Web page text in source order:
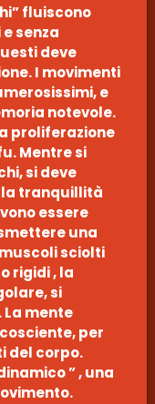
fluiscono
senza
deve
I movimenti
e
notevole.
proliferazione
Mentre si
si deve
la tranquillità
essere
una
sciolti
rigidi , la
si
mente
per
del corpo.
” , una